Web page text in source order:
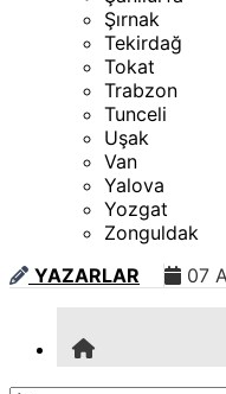
Şırnak
Tekirdağ
Tokat
Trabzon
Tunceli
Uşak
Van
Yalova
Yozgat
Zonguldak
YAZARLAR
07